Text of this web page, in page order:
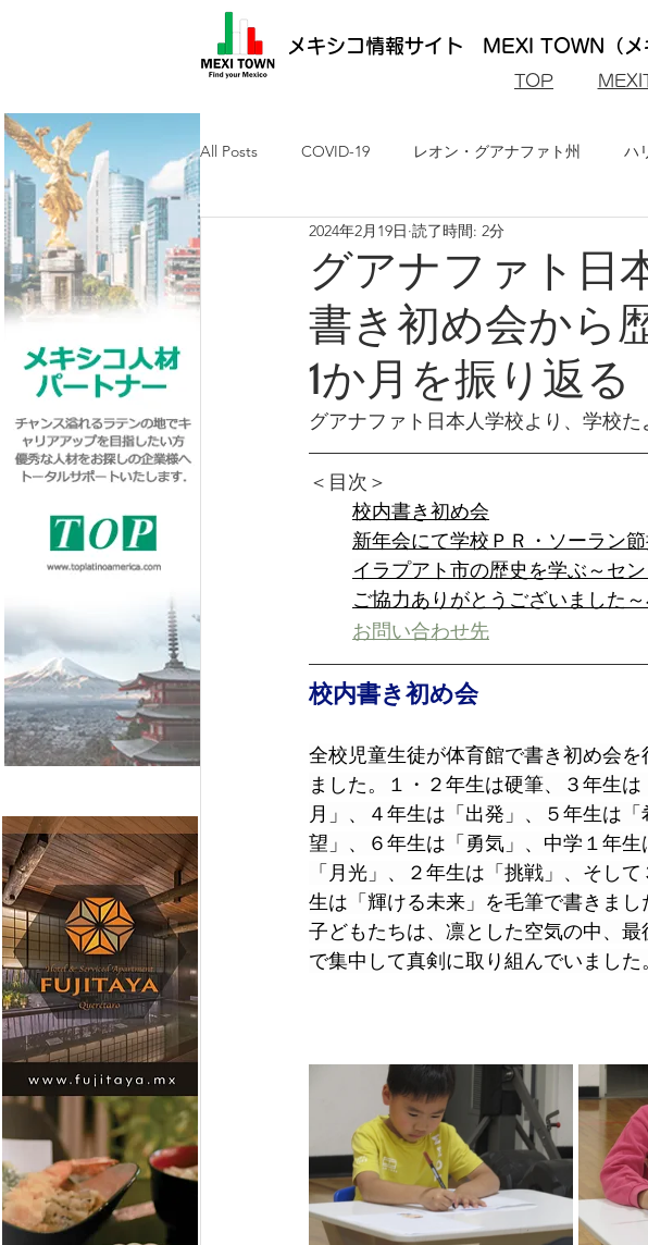
メキシコ情報サイト MEXI TOWN（メ
​TOP
All Posts COVID-19 レオン・グアナファト州 ハ
メキシコ最新ニュース ケレタロ州
求人・メキシコ就労 日墨交流 メキシコ・グル
グアナファト日
書き初め会から
1か月を振り返る
2024年2月19日 読了時間: 2分
グアナファト日本人学校より、学校た
＜目次＞
校内書き初め会
新年会にて学校ＰＲ・ソーラン
イラプアト市の歴史を学ぶ～セ
ご協力ありがとうございました
お問い合わせ先
校内書き初め会
全校児童生徒が体育館で書き初め会を
ました。１・２年生は硬筆、３年生は
月」、４年生は「出発」、５年生は「
望」、６年生は「勇気」、中学１年生
「月光」、２年生は「挑戦」、そして
生は「輝ける未来」を毛筆で書きまし
子どもたちは、凛とした空気の中、最
で集中して真剣に取り組んでいました。